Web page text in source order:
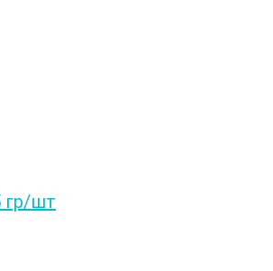
гр/шт